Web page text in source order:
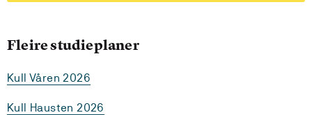
Fleire studieplaner
Kull Våren 2026
Kull Hausten 2026